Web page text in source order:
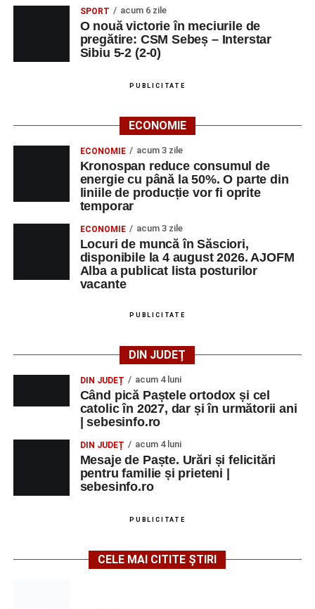
SPORT acum 6 zile
O nouă victorie în meciurile de
pregătire: CSM Sebeș – Interstar
Sibiu 5-2 (2-0)
PUBLICITATE
ECONOMIE
ECONOMIE acum 3 zile
Kronospan reduce consumul de
energie cu până la 50%. O parte din
liniile de producție vor fi oprite
temporar
ECONOMIE acum 3 zile
Locuri de muncă în Săsciori,
disponibile la 4 august 2026. AJOFM
Alba a publicat lista posturilor
vacante
PUBLICITATE
DIN JUDEȚ
DIN JUDEȚ acum 4 luni
Când pică Paștele ortodox și cel
catolic în 2027, dar și în următorii ani
| sebesinfo.ro
DIN JUDEȚ acum 4 luni
Mesaje de Paște. Urări și felicitări
pentru familie și prieteni |
sebesinfo.ro
PUBLICITATE
CELE MAI CITITE ȘTIRI